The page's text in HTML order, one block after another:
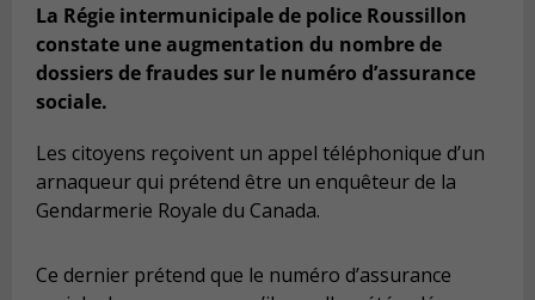
La Régie intermunicipale de police Roussillon
constate une augmentation du nombre de
dossiers de fraudes sur le numéro d’assurance
sociale.
Les citoyens reçoivent un appel téléphonique d’un
arnaqueur qui prétend être un enquêteur de la
Gendarmerie Royale du Canada.
Ce dernier prétend que le numéro d’assurance